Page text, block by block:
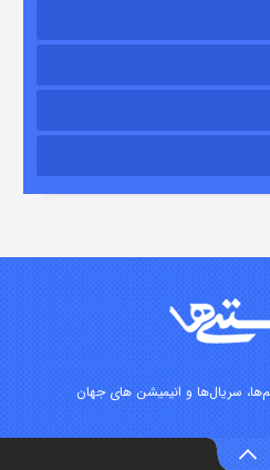
منتشر شد
سریال‌ها و انیمیشن های جهان